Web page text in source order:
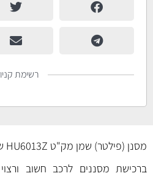
רשימת
מסנן (פילטר) שמן מק"ט HU6013Z של MANN גרמניה.
ברכישת מסננים לרכב חשוב